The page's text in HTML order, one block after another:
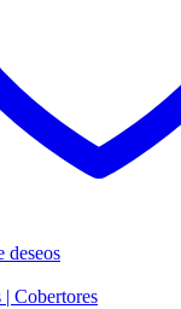
deseos
Cobertores